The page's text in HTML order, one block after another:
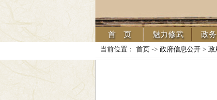
首 页 魅力修武 政
当前位置： 首页 -> 政府信息公开> 政